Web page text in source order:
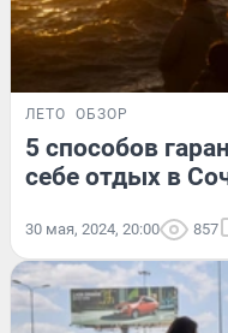
ЛЕТО ОБЗОР
5 способов
себе отдых в
30 мая, 2024, 20:00 857